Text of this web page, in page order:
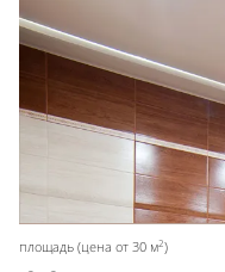
площадь (цена от 30 м2)